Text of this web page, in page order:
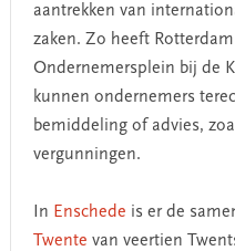
aantrekken van
zaken. Zo heeft
Ondernemersplein bij de
kunnen ondernemers
bemiddeling of advies,
vergunningen.
In Enschede is er de
Twente van veertien